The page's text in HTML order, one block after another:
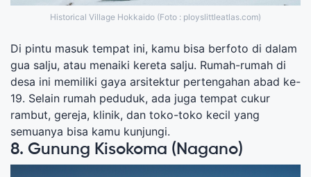
Historical Village Hokkaido (Foto : ployslittleatlas.com)
Di pintu masuk tempat ini, kamu bisa berfoto di dalam
gua salju, atau menaiki kereta salju. Rumah-rumah di
desa ini memiliki gaya arsitektur pertengahan abad ke-
19. Selain rumah peduduk, ada juga tempat cukur
rambut, gereja, klinik, dan toko-toko kecil yang
semuanya bisa kamu kunjungi.
8. Gunung Kisokoma (Nagano)